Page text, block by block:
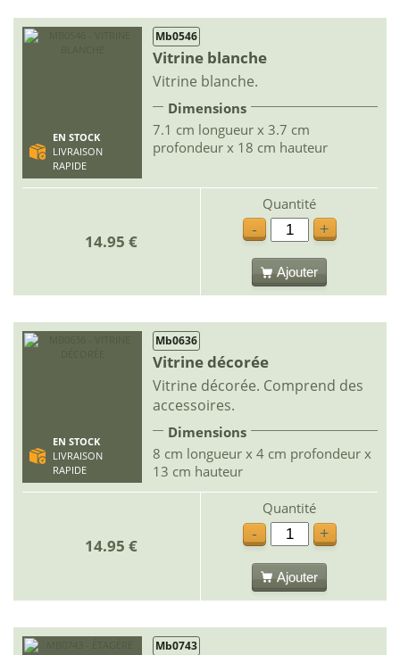
EN STOCK
LIVRAISON
RAPIDE
Mb0546
Vitrine blanche
Vitrine blanche.
Dimensions
7.1 cm longueur x 3.7 cm
profondeur x 18 cm hauteur
14.95 €
Quantité
-
+
Ajouter
EN STOCK
LIVRAISON
RAPIDE
Mb0636
Vitrine décorée
Vitrine décorée. Comprend des
accessoires.
Dimensions
8 cm longueur x 4 cm profondeur x
13 cm hauteur
14.95 €
Quantité
-
+
Ajouter
Mb0743